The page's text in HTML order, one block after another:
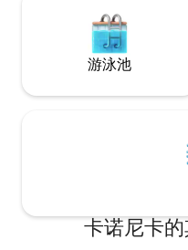
分钟才能到达Blevio -
站，距离房子约100米。 令
传统的公共交通可以使用科
只，从卡沃尔广场开始向
驶，从那里步行约15分钟即
地。 请允许我强烈建议最
5公里，距离托尔诺（
离米兰（ Milan ） 40公里
Lugano ） 38公 您可以乘
到达： C30 C31 C32巴士大
COMO San Giovanni火车
Lago Ferrovie Nord或从
游泳池
卡诺尼卡